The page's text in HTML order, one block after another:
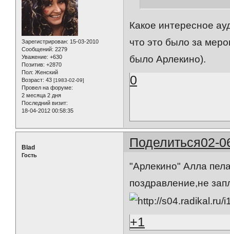
Зарегистрирован: 15-03-2010
Сообщений: 2279
Уважение: +630
Позитив: +2870
Пол: Женский
Возраст: 43 [1983-02-09]
Провел на форуме:
2 месяца 2 дня
Последний визит:
18-04-2012 00:58:35
Какое интересное
что это было за
было Арлекино).
0
Поделиться02-
Blad
Гость
"Арлекино" Алла
поздравление,не
+1